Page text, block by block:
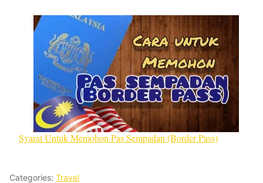
Syarat Untuk Memohon Pas Sempadan (Border Pass)
Categories: Travel